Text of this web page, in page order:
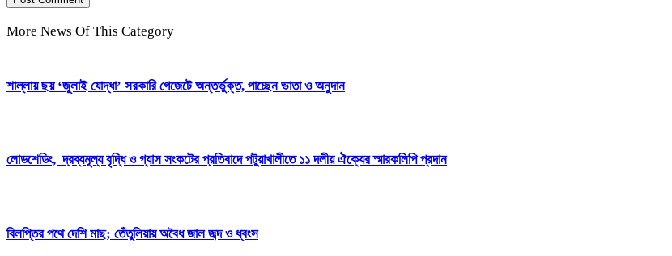
More News Of This Category
শাল্লায় ছয় ‘জুলাই যোদ্ধা’ সরকারি গেজেটে অন্তর্ভুক্ত, পাচ্ছেন ভাতা ও অনুদান
লোডশেডিং, দ্রব্যমূল্য বৃদ্ধি ও গ্যাস সংকটের প্রতিবাদে পটুয়াখালীতে ১১ দলীয় ঐক্যের স্মারকলিপি প্রদান
বিলপ্তির পথে দেশি মাছ; তেঁতুলিয়ায় অবৈধ জাল জব্দ ও ধ্বংস